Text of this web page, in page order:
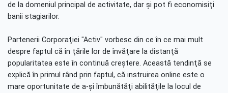
de la domeniul principal de activitate, dar şi pot fi economisiţi
banii stagiarilor.
Partenerii Corporaţiei "Activ" vorbesc din ce în ce mai mult
despre faptul că în ţările lor de învăţare la distanţă
popularitatea este în continuă creştere. Această tendinţă se
explică în primul rând prin faptul, că instruirea online este o
mare oportunitate de a-şi îmbunătăţi abilităţile la locul de